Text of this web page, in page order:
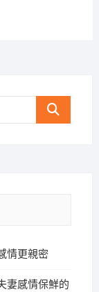
Search
情更親密
妻感情保鮮的